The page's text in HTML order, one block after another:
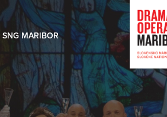
SNG MARIBOR